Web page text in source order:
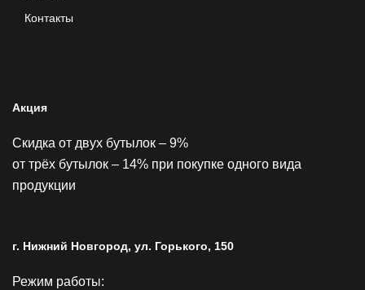
Контакты
Акция
Скидка от двух бутылок – 9%
от трёх бутылок – 14% при покупке одного вида
продукции
г. Нижний Новгород, ул. Горького, 150
Режим работы: